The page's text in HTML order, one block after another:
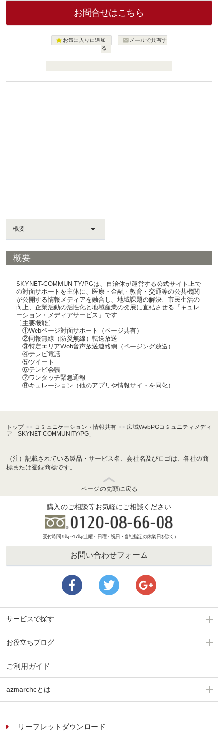
お問合せはこちら
お気に入りに追加  メールで共有す
る
概要
概要
SKYNET-COMMUNITY/PGは、自治体が運営する公式サイト上で
の対面サポートを主体に、医療・金融・教育・交通等の公共機関
が公開する情報メディアを融合し、地域課題の解決、市民生活の
向上、企業活動の活性化と地域産業の発展に直結させる『キュレ
ーション・メディアサービス』です
〔主要機能〕
①Webページ対面サポート（ページ共有）
②同報無線（防災無線）転送放送
③特定エリアWeb音声放送連絡網（ページング放送）
④テレビ電話
⑤ツイート
⑥テレビ会議
⑦ワンタッチ緊急通報
⑧キュレーション（他のアプリや情報サイトを同化）
トップ >> コミュニケーション・情報共有 >> 広域WebPGコミュニティメディ
ア「SKYNET-COMMUNITY/PG」
（注）記載されている製品・サービス名、会社名及びロゴは、各社の商
標または登録商標です。
ページの先頭に戻る
購入のご相談等お気軽にご相談ください
受付時間 9時 ~17時(土曜・日曜・祝日・当社指定の休業日を除く)
お問い合わせフォーム
サービスで探す
お役立ちブログ
ご利用ガイド
azmarcheとは
リーフレットダウンロード